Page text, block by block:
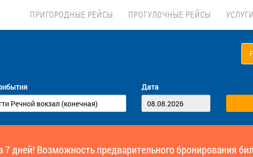
ПРИГОРОДНЫЕ РЕЙСЫ ПРОГУЛОЧНЫЕ РЕЙСЫ УСЛУГИ
Дата
дней! Возможность предварительного бронирования